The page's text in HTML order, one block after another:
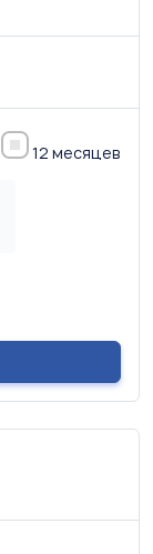
12 месяцев